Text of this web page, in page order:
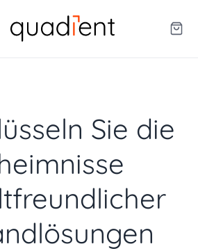
Sie die